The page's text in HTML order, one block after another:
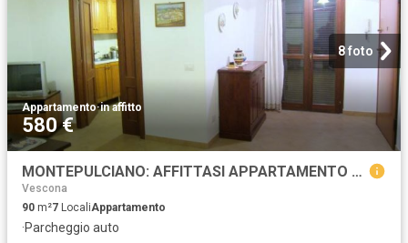
8 foto
Appartamento·in affitto
580 €
MONTEPULCIANO: AFFITTASI APPARTAMENTO PANORAMICO TUTTO ARREDATO CON GARAGE
Vescona
90 m²7 LocaliAppartamento
·Parcheggio auto